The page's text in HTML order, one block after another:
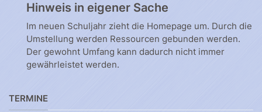
Hinweis in eigener Sache
Im neuen Schuljahr zieht die Homepage um. Durch die
Umstellung werden Ressourcen gebunden werden.
Der gewohnt Umfang kann dadurch nicht immer
gewährleistet werden.
TERMINE